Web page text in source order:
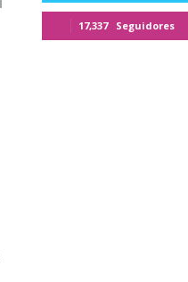
17,337 Seguidores